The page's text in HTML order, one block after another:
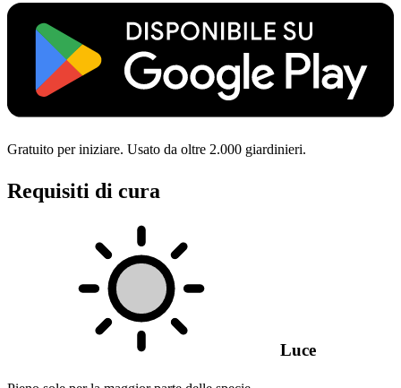
Gratuito per iniziare. Usato da oltre 2.000 giardinieri.
Requisiti di cura
Luce